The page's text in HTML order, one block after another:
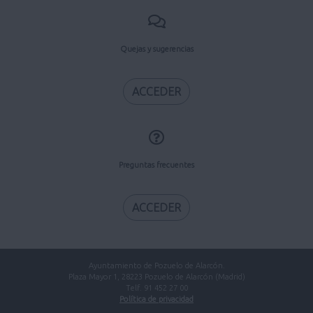
Quejas y sugerencias
ACCEDER
Preguntas frecuentes
ACCEDER
Ayuntamiento de Pozuelo de Alarcón.
Plaza Mayor 1, 28223 Pozuelo de Alarcón (Madrid)
Telf. 91 452 27 00
Política de privacidad